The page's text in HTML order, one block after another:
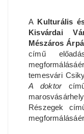
A Kulturális
Kisvárdai
Mészáros
című
temesvári
A doktorcímű
Részegek